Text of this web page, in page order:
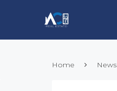
Home News